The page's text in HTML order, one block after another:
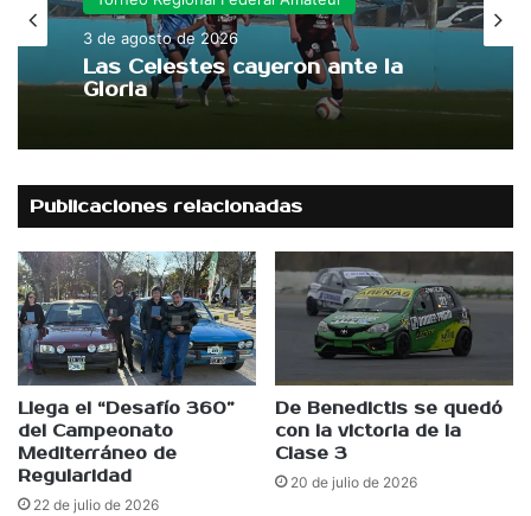
3 de agosto de 2026
Las Celestes cayeron ante la
Gloria
Publicaciones relacionadas
Llega el “Desafío 360”
del Campeonato
Mediterráneo de
Regularidad
22 de julio de 2026
De Benedictis se quedó
con la victoria de la
Clase 3
20 de julio de 2026